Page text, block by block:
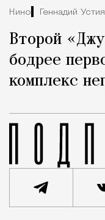
Кино Геннадий
Второй
бодрее
комплекс